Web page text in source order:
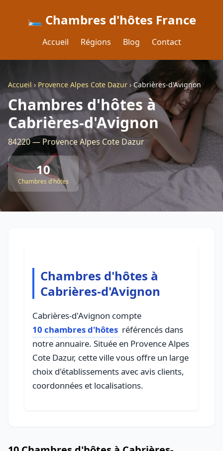
🛏️ Chambres d'hôtes France
Accueil Régions Blog Contact
Accueil › Provence Alpes Cote Dazur › Cabrières-d'Avignon
Chambres d'hôtes à
Cabrières-d'Avignon
84220 — Provence Alpes Cote Dazur
10
Chambres d'hôtes
Chambres d'hôtes à
Cabrières-d'Avignon
Cabrières-d'Avignon compte
10 chambres d'hôtes référencés dans
notre annuaire. Située en Provence Alpes
Cote Dazur, cette ville vous offre un large
choix d'établissements avec avis clients,
coordonnées et localisations.